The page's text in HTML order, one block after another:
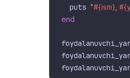
  puts
"#{ism}
end